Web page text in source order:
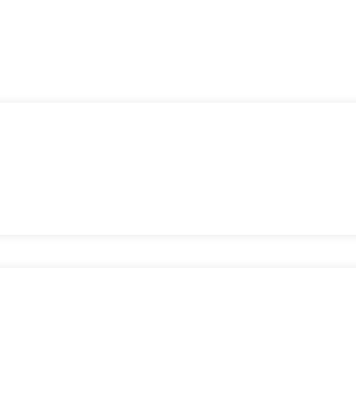
sans complications.
du marché.
des plateformes et des dApps.